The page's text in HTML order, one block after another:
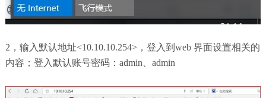
2，输入默认地址<10.10.10.254>，登入到web 界面设置相关的
内容；登入默认账号密码：admin、admin